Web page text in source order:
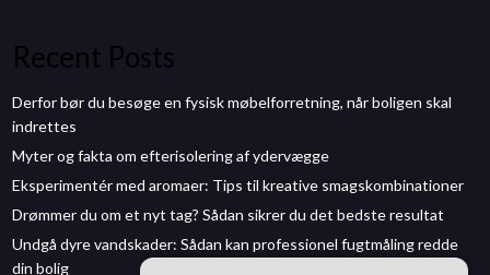
Recent Posts
Derfor bør du besøge en fysisk møbelforretning, når boligen skal
indrettes
Myter og fakta om efterisolering af ydervægge
Eksperimentér med aromaer: Tips til kreative smagskombinationer
Drømmer du om et nyt tag? Sådan sikrer du det bedste resultat
Undgå dyre vandskader: Sådan kan professionel fugtmåling redde
din bolig